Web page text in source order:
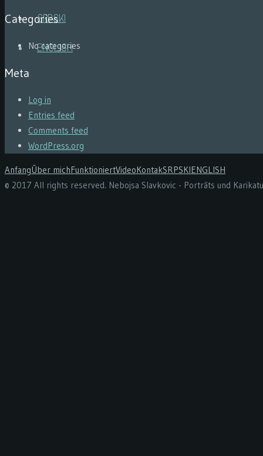
SRPSKI
ENGLISH
Categories
No categories
Meta
Log in
Entries feed
Comments feed
WordPress.org
AnfangÜber michFunktioniertVideoKontakSRPSKIENGLISH
© 2017 All rights reserved. Nebojsa Slavkovic - Porträts und